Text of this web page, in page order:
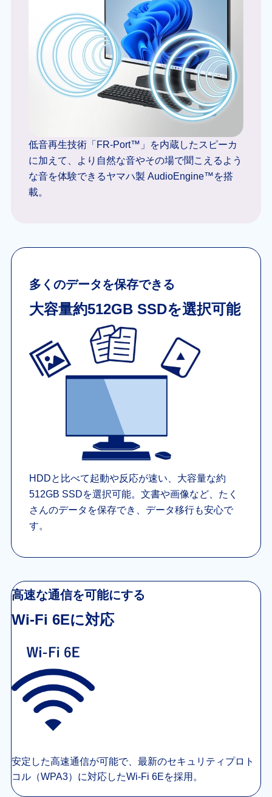
低音再生技術「FR-Port™」を内蔵したスピーカ
に加えて、より自然な音やその場で聞こえるよう
な音を体験できるヤマハ製 AudioEngine™を搭
載。
多くのデータを保存できる
大容量約512GB SSDを選択可能
HDDと比べて起動や反応が速い、大容量な約
512GB SSDを選択可能。文書や画像など、たく
さんのデータを保存でき、データ移行も安心で
す。
高速な通信を可能にする
Wi-Fi 6Eに対応
安定した高速通信が可能で、最新のセキュリティプロト
コル（WPA3）に対応したWi-Fi 6Eを採用。